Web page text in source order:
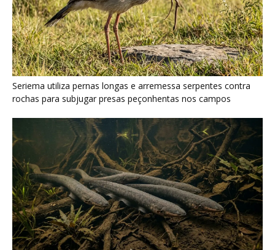
Seriema utiliza pernas longas e arremessa serpentes contra
rochas para subjugar presas peçonhentas nos campos